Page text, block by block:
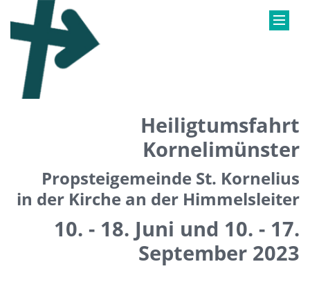
Heiligtumsfahrt
Kornelimünster
Propsteigemeinde St. Kornelius
in der Kirche an der Himmelsleiter
10. - 18. Juni und 10. - 17.
September 2023